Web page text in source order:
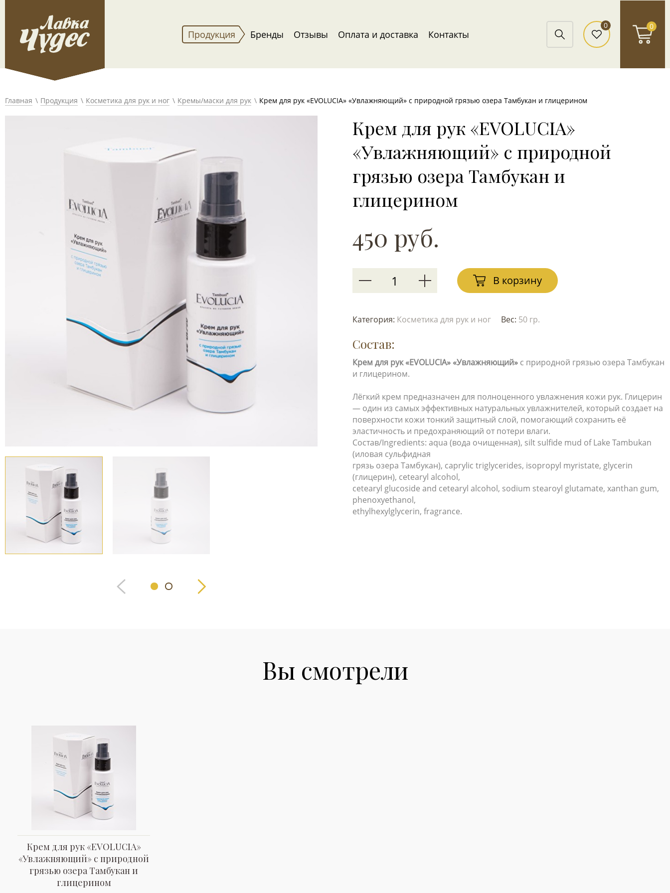
Продукция Бренды Отзывы Оплата и доставка Контакты
0 0
Главная Продукция Косметика для рук и ног Кремы/маски для рук Крем для рук «EVOLUCIA» «Увлажняющий» с природной грязью озера Тамбукан и глицерином
Крем для рук «EVOLUCIA»
«Увлажняющий» с природной
грязью озера Тамбукан и
глицерином
450 руб.
В корзину
Категория: Косметика для рук и ног Вес: 50 гр.
Состав:
Крем для рук «EVOLUCIA»«Увлажняющий» с природной грязью озера Тамбукан
и глицерином.
Лёгкий крем предназначен для полноценного увлажнения кожи рук. Глицерин
— один из самых эффективных натуральных увлажнителей, который создает на
поверхности кожи тонкий защитный слой, помогающий сохранить её
эластичность и предохраняющий от потери влаги.
Cостав/Ingredients: aqua (вода очищенная), silt sulfide mud of Lake Tambukan
(иловая сульфидная
грязь озера Тамбукан), caprylic triglycerides, isopropyl myristate, glycerin
(глицерин), cetearyl alcohol,
cetearyl glucoside and cetearyl alcohol, sodium stearoyl glutamate, xanthan gum,
phenoxyethanol,
ethylhexylglycerin, fragrance.
Вы смотрели
Крем для рук «EVOLUCIA»
«Увлажняющий» с природной
грязью озера Тамбукан и
глицерином